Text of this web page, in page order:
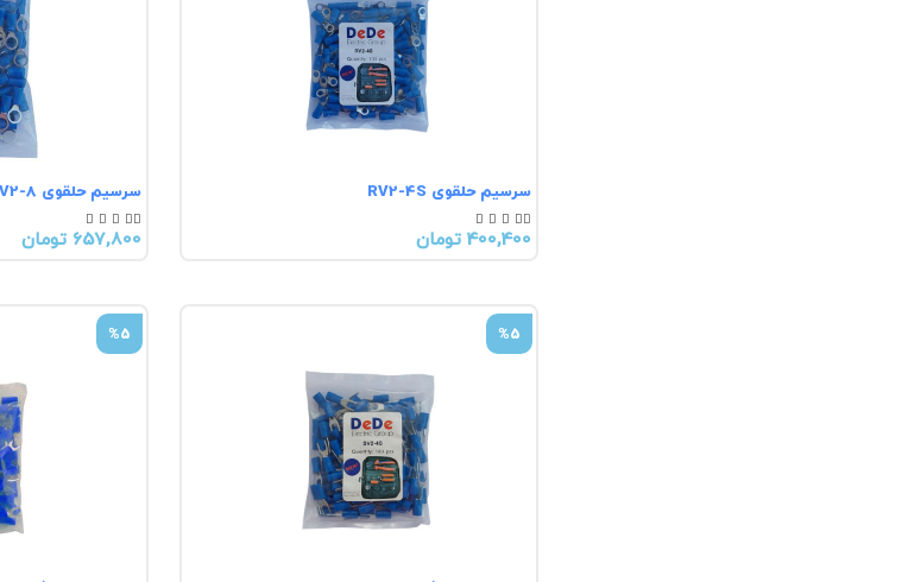
سرسیم حلقوی RV2-4S
   
400,400 تومان
سرسیم حلقوی RV2-8
   
657,800 تومان
%5
%5